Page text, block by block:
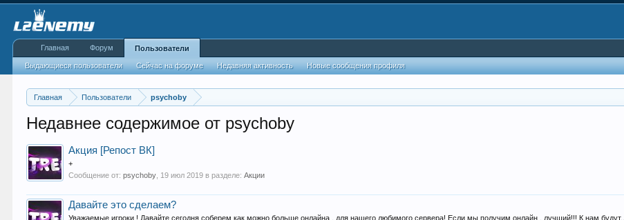
Главная Пользователи psychoby
Недавнее содержимое от psychoby
Акция [Репост ВК]
+
Сообщение от:psychoby 19 июл 2019 в разделе:Акции
Давайте это сделаем?
Уважаемые игроки ! Давайте сегодня соберем как можно больше онлайна , для нашего любимого сервера! Если мы получим онлайн , лучший!!! К нам будут...
Главная Форум Пользователи
Выдающиеся пользователи Сейчас на форуме Недавняя активность Новые сообщения профиля